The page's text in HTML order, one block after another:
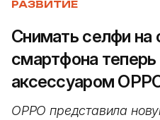
РАЗВИТИЕ
Снимать селфи на
смартфона
аксессуаром
OPPO представила